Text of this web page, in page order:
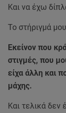
Και να έχω
Το στήριγμά
Εκείνον που
στιγμές, που
είχα άλλη και
μάχης.
Και τελικά δεν